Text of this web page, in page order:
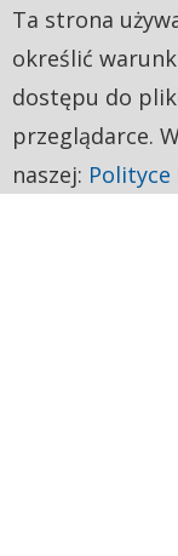
Ta strona
określić
dostępu do
przeglądarce.
naszej: Polityce